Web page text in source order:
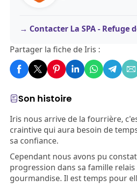
Son histoire
Iris nous arrive de la fourrière,
craintive qui aura besoin de
sa confiance.
Cependant nous avons pu
progression dans sa famille relais
gourmandise. Il est temps pour
Contacter La SPA - Refuge
Partager la fiche de Iris :